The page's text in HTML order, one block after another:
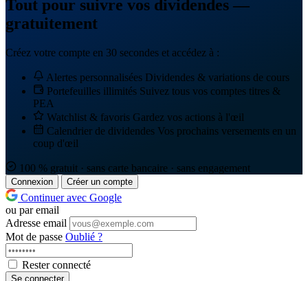
Tout pour suivre vos dividendes —
gratuitement
Créez votre compte en 30 secondes et accédez à :
Alertes personnalisées Dividendes & variations de cours
Portefeuilles illimités Suivez tous vos comptes titres &
PEA
Watchlist & favoris Gardez vos actions à l'œil
Calendrier de dividendes Vos prochains versements en un
coup d'œil
100 % gratuit · sans carte bancaire · sans engagement
Connexion Créer un compte
Continuer avec Google
ou par email
Adresse email
Mot de passe Oublié ?
Rester connecté
Se connecter